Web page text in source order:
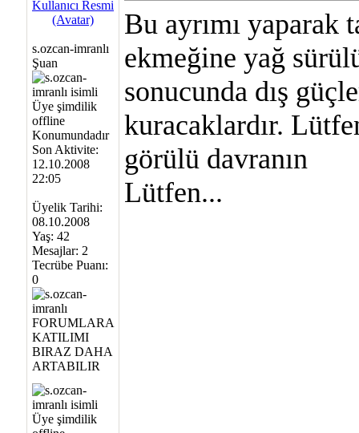
s.ozcan-imranlı
Şuan
Son Aktivite:
12.10.2008
22:05
Üyelik Tarihi:
08.10.2008
Yaş: 42
Mesajlar: 2
Tecrübe Puanı:
0
Bu ayrımı
ekmeğine yağ
sonucunda dış
kuracaklardır.
görülü davranın
Lütfen...